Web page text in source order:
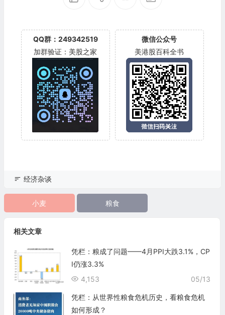
QQ群：249342519
加群验证：美股之家
微信公众号
美港股百科全书
经济杂谈
小麦 粮食
相关文章
凭栏：粮成了问题——4月PPI大跌3.1%，CP
I仍涨3.3%
05/13
4,153
凭栏：从世界性粮食危机历史，看粮食危机
如何形成？